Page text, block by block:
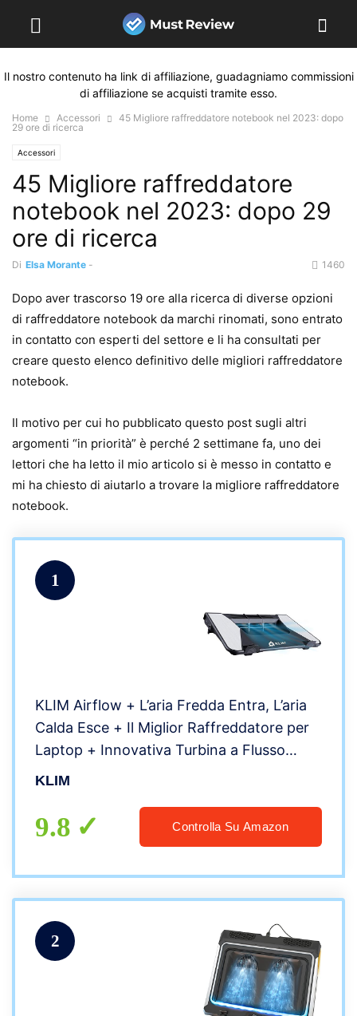
Il nostro contenuto ha link di affiliazione, guadagniamo commissioni
di affiliazione se acquisti tramite esso.
Home Accessori
45 Migliore raffreddatore notebook nel 2023: dopo
29 ore di ricerca
Accessori
45 Migliore raffreddatore
notebook nel 2023: dopo 29
ore di ricerca
Di Elsa Morante - 1460
Dopo aver trascorso 19 ore alla ricerca di diverse opzioni
di raffreddatore notebook da marchi rinomati, sono entrato
in contatto con esperti del settore e li ha consultati per
creare questo elenco definitivo delle migliori raffreddatore
notebook.
Il motivo per cui ho pubblicato questo post sugli altri
argomenti “in priorità” è perché 2 settimane fa, uno dei
lettori che ha letto il mio articolo si è messo in contatto e
mi ha chiesto di aiutarlo a trovare la migliore raffreddatore
notebook.
1
KLIM Airflow + L’aria Fredda Entra, L’aria
Calda Esce + Il Miglior Raffreddatore per
Laptop + Innovativa Turbina a Flusso
Incrociato + Alte Prestazioni + Alta qualità
KLIM
9.8 Controlla Su Amazon
2